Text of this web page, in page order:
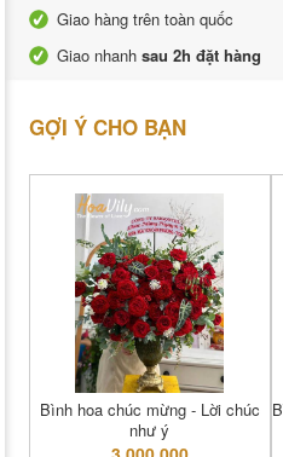
Giao hàng trên toàn quốc
Giao nhanh sau 2h đặt hàng
GỢI Ý CHO BẠN
Bình hoa chúc mừng - Lời chúc
như ý